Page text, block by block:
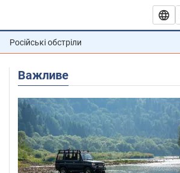
Російські обстріли
Важливе